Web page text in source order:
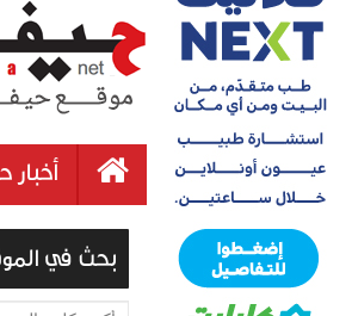
أخبار
بحث في
أكتب كلمة البحث ...